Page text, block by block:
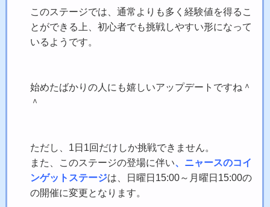
このステージでは、通常よりも多く経験値を得るこ
とができる上、初心者でも挑戦しやすい形になって
いるようです。
始めたばかりの人にも嬉しいアップデートですね＾
＾
ただし、1日1回だけしか挑戦できません。
また、このステージの登場に伴い、ニャースのコイ
ンゲットステージは、日曜日15:00～月曜日15:00の
の開催に変更となります。